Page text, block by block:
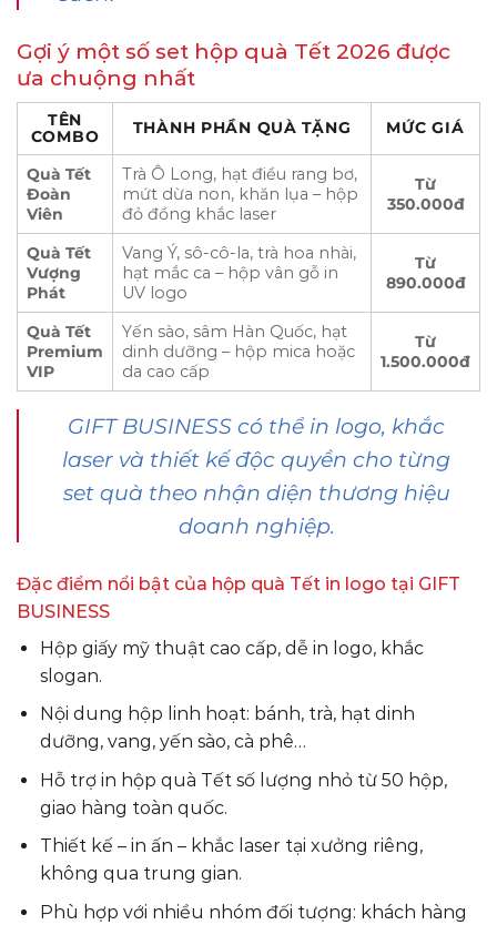
Gợi ý một số set hộp quà Tết 2026 được
ưa chuộng nhất
TÊN
COMBO
THÀNH PHẦN QUÀ TẶNG MỨC GIÁ
Quà Tết
Đoàn
Viên
Trà Ô Long, hạt điều rang bơ,
mứt dừa non, khăn lụa – hộp
đỏ đồng khắc laser
Từ
350.000đ
Quà Tết
Vượng
Phát
Vang Ý, sô-cô-la, trà hoa nhài,
hạt mắc ca – hộp vân gỗ in
UV logo
Từ
890.000đ
Quà Tết
Premium
VIP
Yến sào, sâm Hàn Quốc, hạt
dinh dưỡng – hộp mica hoặc
da cao cấp
Từ
1.500.000đ
GIFT BUSINESS có thể in logo, khắc
laser và thiết kế độc quyền cho từng
set quà theo nhận diện thương hiệu
doanh nghiệp.
Đặc điểm nổi bật của hộp quà Tết in logo tại GIFT
BUSINESS
Hộp giấy mỹ thuật cao cấp, dễ in logo, khắc
slogan.
Nội dung hộp linh hoạt: bánh, trà, hạt dinh
dưỡng, vang, yến sào, cà phê…
Hỗ trợ in hộp quà Tết số lượng nhỏ từ 50 hộp,
giao hàng toàn quốc.
Thiết kế – in ấn – khắc laser tại xưởng riêng,
không qua trung gian.
Phù hợp với nhiều nhóm đối tượng: khách hàng